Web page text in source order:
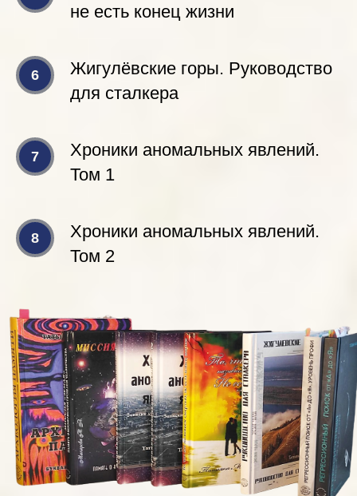
не есть конец жизни
Жигулёвские горы. Руководство
для сталкера
Хроники аномальных явлений.
Том 1
Хроники аномальных явлений.
Том 2